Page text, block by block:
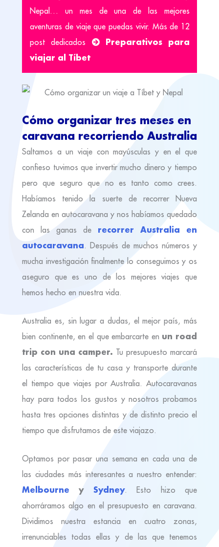
Nepal… un mes de una de las mejores
aventuras de viaje que puedas vivir. Más de 12
post dedicados
Preparativos para
viajar al Tíbet
Cómo organizar tres meses en
caravana recorriendo Australia
Saltamos a un viaje con mayúsculas y en el que
confieso tuvimos que invertir mucho dinero y tiempo
pero que seguro que no es tanto como crees.
Habíamos tenido la suerte de recorrer Nueva
Zelanda en autocaravana y nos habíamos quedado
con las ganas de recorrer Australia en
autocaravana. Después de muchos números y
mucha investigación finalmente lo conseguimos y os
aseguro que es uno de los mejores viajes que
hemos hecho en nuestra vida.
Australia es, sin lugar a dudas, el mejor país, más
bien continente, en el que embarcarte en un road
trip con una camper. Tu presupuesto marcará
las características de tu casa y transporte durante
el tiempo que viajes por Australia. Autocaravanas
hay para todos los gustos y nosotros probamos
hasta tres opciones distintas y de distinto precio el
tiempo que disfrutamos de este viajazo.
Optamos por pasar una semana en cada una de
las ciudades más interesantes a nuestro entender:
Melbourne y Sydney. Esto hizo que
ahorráramos algo en el presupuesto en caravana.
Dividimos nuestra estancia en cuatro zonas,
irrenunciables todas ellas y de las que tenemos